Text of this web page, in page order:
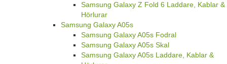
Samsung Galaxy Z Fold 6 Laddare, Kablar &
Hörlurar
Samsung Galaxy A05s
Samsung Galaxy A05s Fodral
Samsung Galaxy A05s Skal
Samsung Galaxy A05s Laddare, Kablar &